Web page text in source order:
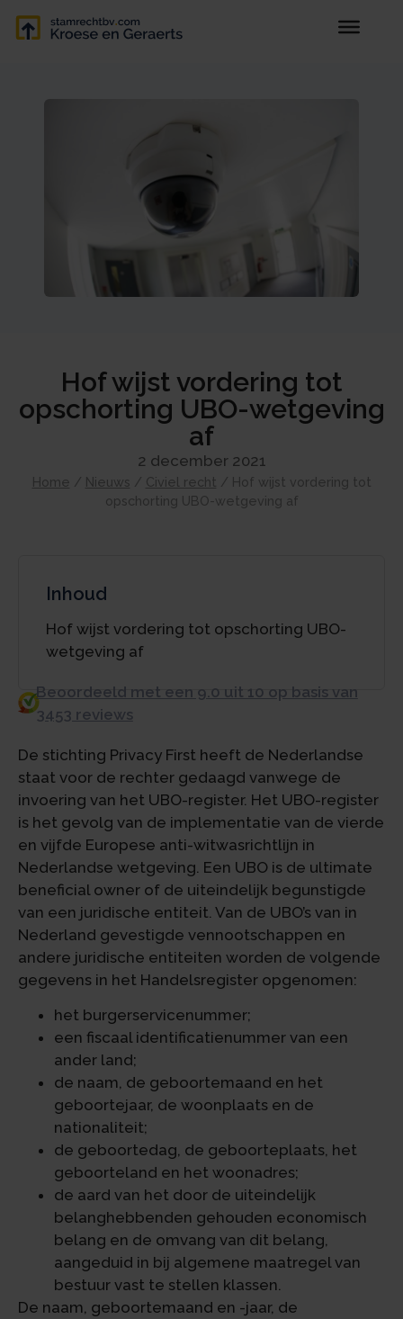
Hof wijst vordering tot
opschorting UBO-wetgeving
af
2 december 2021
Home / Nieuws / Civiel recht / Hof wijst vordering tot
opschorting UBO-wetgeving af
Inhoud
Hof wijst vordering tot opschorting UBO-
wetgeving af
Beoordeeld met een 9.0 uit 10 op basis van
3453 reviews
De stichting Privacy First heeft de Nederlandse
staat voor de rechter gedaagd vanwege de
invoering van het UBO-register. Het UBO-register
is het gevolg van de implementatie van de vierde
en vijfde Europese anti-witwasrichtlijn in
Nederlandse wetgeving. Een UBO is de ultimate
beneficial owner of de uiteindelijk begunstigde
van een juridische entiteit. Van de UBO’s van in
Nederland gevestigde vennootschappen en
andere juridische entiteiten worden de volgende
gegevens in het Handelsregister opgenomen:
het burgerservicenummer;
een fiscaal identificatienummer van een
ander land;
de naam, de geboortemaand en het
geboortejaar, de woonplaats en de
nationaliteit;
de geboortedag, de geboorteplaats, het
geboorteland en het woonadres;
de aard van het door de uiteindelijk
belanghebbenden gehouden economisch
belang en de omvang van dit belang,
aangeduid in bij algemene maatregel van
bestuur vast te stellen klassen.
De naam, geboortemaand en -jaar, de